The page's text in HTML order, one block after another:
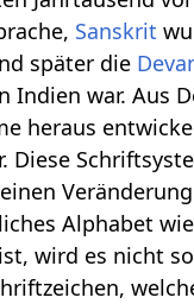
Sanskrit
später die
Indien war. Aus
heraus
Diese
Alphabet
wird es nicht